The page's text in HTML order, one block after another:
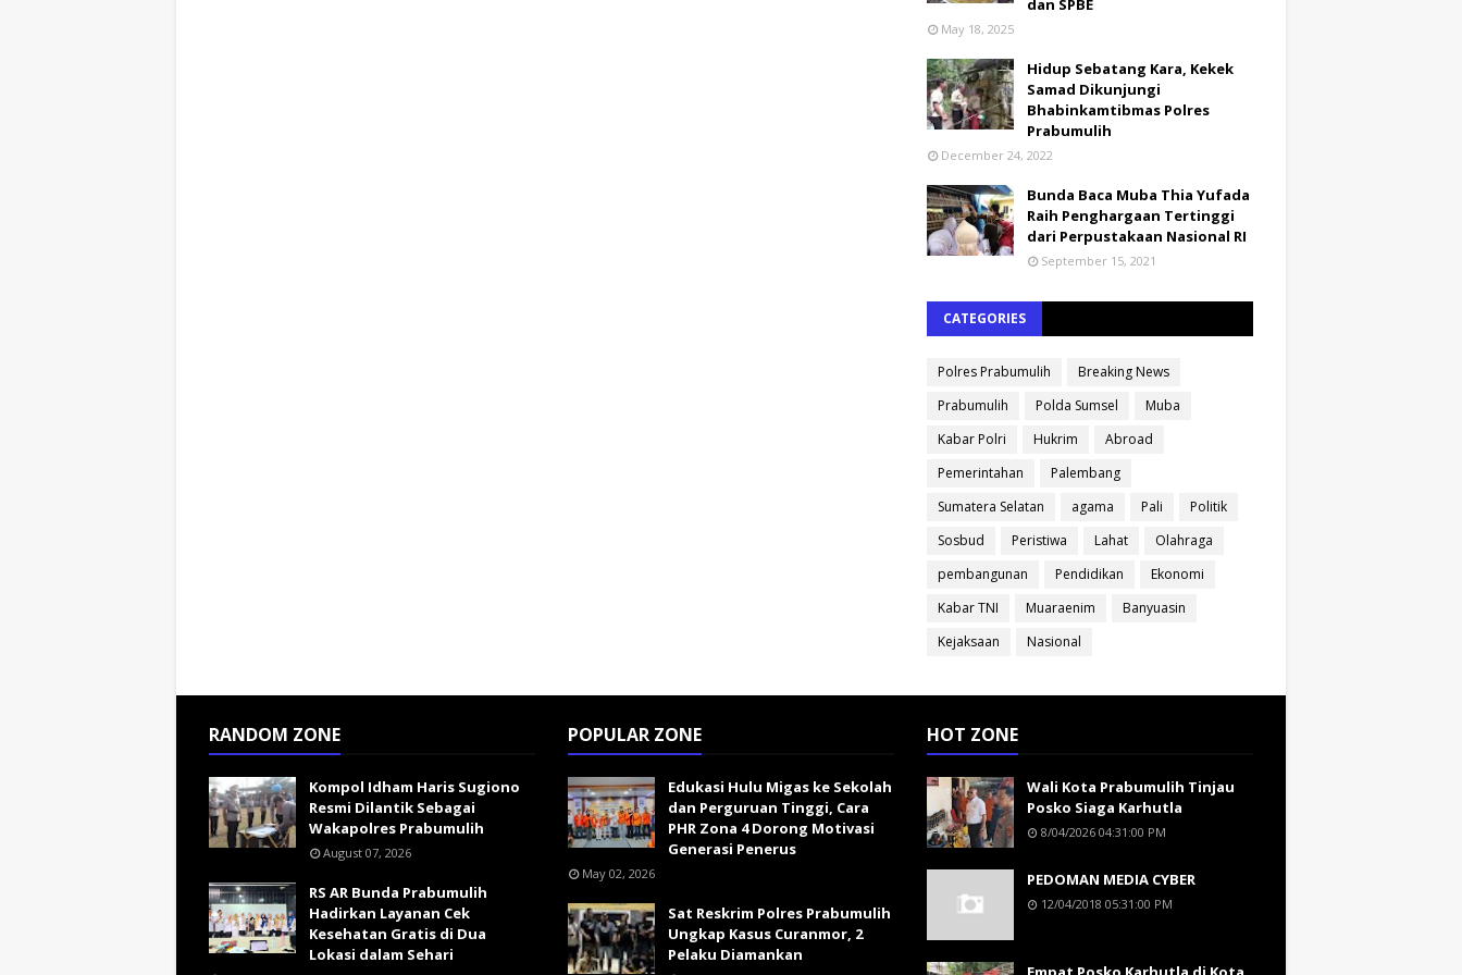
dan SPBE
May 18, 2025
Hidup Sebatang Kara, Kekek
Samad Dikunjungi
Bhabinkamtibmas Polres
Prabumulih
December 24, 2022
Bunda Baca Muba Thia Yufada
Raih Penghargaan Tertinggi
dari Perpustakaan Nasional RI
September 15, 2021
CATEGORIES
Polres Prabumulih
Breaking News
Prabumulih
Polda Sumsel
Muba
Kabar Polri
Hukrim
Abroad
Pemerintahan
Palembang
Sumatera Selatan
agama Pali
Politik
Sosbud
Peristiwa Lahat
Olahraga
pembangunan
Pendidikan
Ekonomi
Kabar TNI
Muaraenim
Banyuasin
Kejaksaan
Nasional
RANDOM ZONE
Kompol Idham Haris Sugiono
Resmi Dilantik Sebagai
Wakapolres Prabumulih
August 07, 2026
RS AR Bunda Prabumulih
Hadirkan Layanan Cek
Kesehatan Gratis di Dua
Lokasi dalam Sehari
POPULAR ZONE
Edukasi Hulu Migas ke Sekolah
dan Perguruan Tinggi, Cara
PHR Zona 4 Dorong Motivasi
Generasi Penerus
May 02, 2026
Sat Reskrim Polres Prabumulih
Ungkap Kasus Curanmor, 2
Pelaku Diamankan
HOT ZONE
Wali Kota Prabumulih Tinjau
Posko Siaga Karhutla
8/04/2026 04:31:00 PM
PEDOMAN MEDIA CYBER
12/04/2018 05:31:00 PM